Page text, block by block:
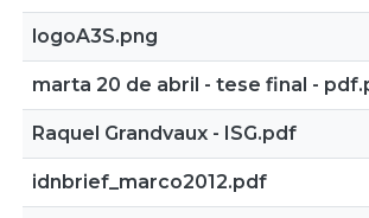
logoA3S.png
marta 20 de abril - tese final -
Raquel Grandvaux - ISG.pdf
idnbrief_marco2012.pdf